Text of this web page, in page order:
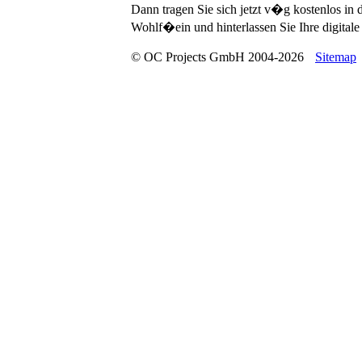
Dann tragen Sie sich jetzt v�g kostenlos in
Wohlf�ein und hinterlassen Sie Ihre
© OC Projects GmbH 2004-2026 Sitemap